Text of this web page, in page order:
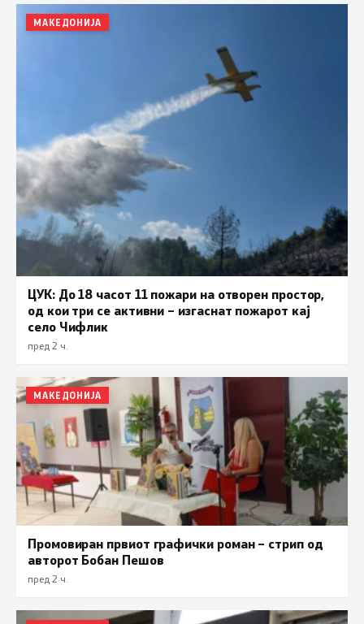
МАКЕДОНИЈА
ЦУК: До 18 часот 11 пожари на отворен простор,
од кои три се активни – изгаснат пожарот кај
село Чифлик
пред 2 ч.
МАКЕДОНИЈА
Промовиран првиот графички роман – стрип од
авторот Бобан Пешов
пред 2 ч.